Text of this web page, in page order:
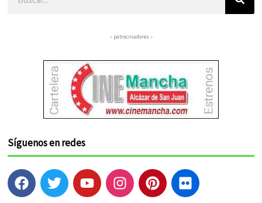
– patrocinadores –
Síguenos en redes
F
a
T
w
Y
o
I
n
P
i
F
l